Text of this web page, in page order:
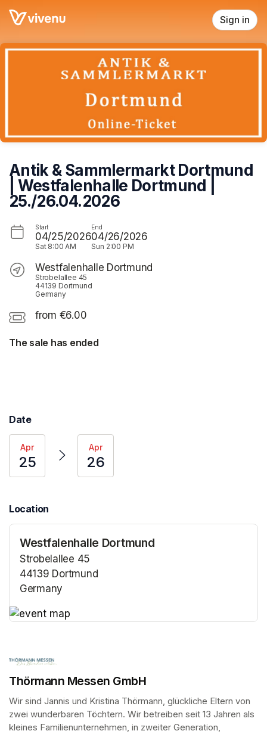
Skip header
Sign in
Antik & Sammlermarkt Dortmund
| Westfalenhalle Dortmund |
25./26.04.2026
Start
04/25/2026
Sat 8:00 AM
End
04/26/2026
Sun 2:00 PM
Westfalenhalle Dortmund
Strobelallee 45
44139 Dortmund
Germany
from €6.00
The sale has ended
Date
Apr
25
Apr
26
Location
Westfalenhalle Dortmund
Strobelallee 45
44139 Dortmund
Germany
Thörmann Messen GmbH
Wir sind Jannis und Kristina Thörmann, glückliche Eltern von
zwei wunderbaren Töchtern. Wir betreiben seit 13 Jahren als
kleines Familienunternehmen, in zweiter Generation,